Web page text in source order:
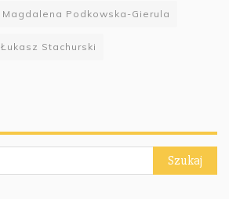
Magdalena Podkowska-Gierula
Łukasz Stachurski